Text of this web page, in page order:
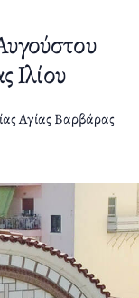
Ιλίου
Αγίας Βαρβάρας